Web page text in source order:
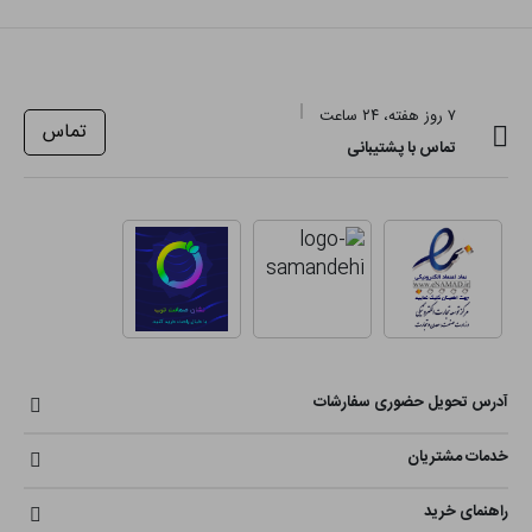
۷ روز هفته، ۲۴ ساعت
تماس با پشتیبانی
تماس
آدرس تحویل حضوری سفارشات
خدمات مشتریان
راهنمای خرید